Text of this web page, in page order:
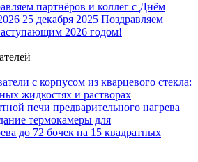
партнёров и коллег с Днём
25 декабря 2025 Поздравляем
2026 годом!
с корпусом из кварцевого стекла:
жидкостях и растворах
печи предварительного нагрева
термокамеры для
до 72 бочек на 15 квадратных